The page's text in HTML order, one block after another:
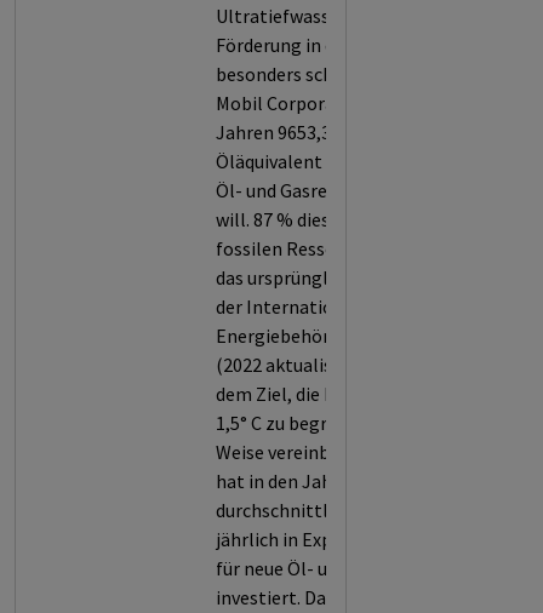
Ultratiefwasserförderung, 2,2 %
Förderung in der Arktis). Es wiegt
besonders schwer, dass Exxon
Mobil Corporation in den nächsten
Jahren 9653,3 Millionen Barrel
Öläquivalent (mmboe) an neuen
Öl- und Gasressourcen erschließen
will. 87 % dieser zusätzlichen
fossilen Ressourcen übersteigen
das ursprüngliche NZE Szenario
der Internationalen
Energiebehörde (IEA) von 2021
(2022 aktualisiert) und sind mit
dem Ziel, die Erderwärmung auf
1,5° C zu begrenzen, in keiner
Weise vereinbar. Das Unternehmen
hat in den Jahren 2023 bis 2025
durchschnittlich 1146,5 Mio. USD
jährlich in Explorationsvorhaben
für neue Öl- und Gasressourcen
investiert. Das Unternehmen plant